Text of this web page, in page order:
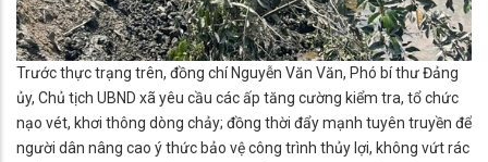
Trước thực trạng trên, đồng chí Nguyễn Văn Văn, Phó bí thư Đảng
ủy, Chủ tịch UBND xã yêu cầu các ấp tăng cường kiểm tra, tổ chức
nạo vét, khơi thông dòng chảy; đồng thời đẩy mạnh tuyên truyền để
người dân nâng cao ý thức bảo vệ công trình thủy lợi, không vứt rác